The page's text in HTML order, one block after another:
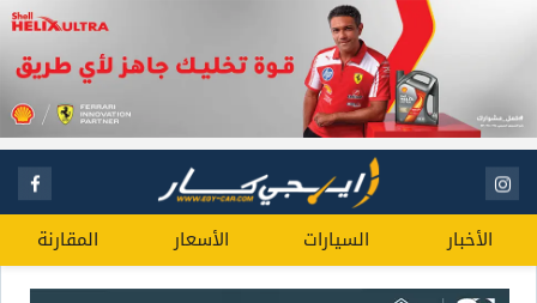
الأخبار السيارات الأسعار المقارنة